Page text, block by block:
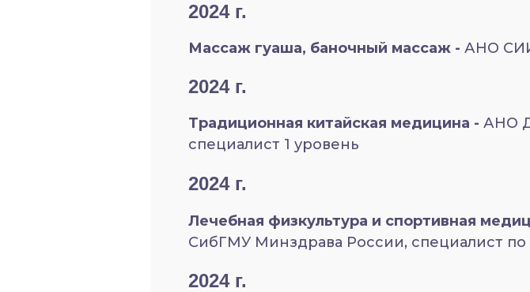
2024 г.
2024 г.
2024 г.
2024 г.
Массаж гуаша, баночный массаж - АНО
Традиционная китайская медицина - АНО
специалист 1 уровень
Лечебная физкультура и спортивная
СибГМУ Минздрава России, специалист